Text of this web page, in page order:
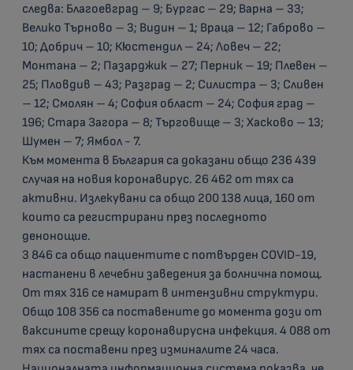
следва: Благоевград – 9; Бургас – 29; Варна – 33;
Велико Търново – 3; Видин – 1; Враца – 12; Габрово –
10; Добрич – 10; Кюстендил – 24; Ловеч – 22;
Монтана – 2; Пазарджик – 27; Перник – 19; Плевен –
25; Пловдив – 43; Разград – 2; Силистра – 3; Сливен
– 12; Смолян – 4; София област – 24; София град –
196; Стара Загора – 8; Търговище – 3; Хасково – 13;
Шумен – 7; Ямбол - 7.
Към момента в България са доказани общо 236 439
случая на новия коронавирус. 26 462 от тях са
активни. Излекувани са общо 200 138 лица, 160 от
които са регистрирани през последното
денонощие.
3 846 са общо пациентите с потвърден COVID-19,
настанени в лечебни заведения за болнична помощ.
От тях 316 се намират в интензивни структури.
Общо 108 356 са поставените до момента дози от
ваксините срещу коронавирусна инфекция. 4 088 от
тях са поставени през изминалите 24 часа.